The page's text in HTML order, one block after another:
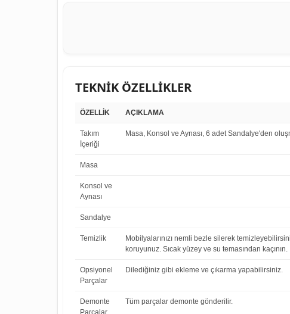
TEKNİK ÖZELLİKLER
ÖZELLİK AÇIKLAMA
Takım
İçeriği
Masa, Konsol ve Aynası, 6 adet Sandalye'den
Masa
Konsol ve
Aynası
Sandalye
Temizlik
Mobilyalarınızı nemli bezle silerek
koruyunuz. Sıcak yüzey ve su temasından kaçının.
Opsiyonel
Parçalar
Dilediğiniz gibi ekleme ve çıkarma yapabilirsiniz.
Demonte
Parçalar
Tüm parçalar demonte gönderilir.